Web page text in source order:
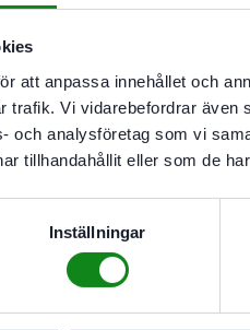
att anpassa innehållet och
trafik. Vi vidarebefordrar även
och analysföretag som vi
tillhandahållit eller som de
Inställningar
I